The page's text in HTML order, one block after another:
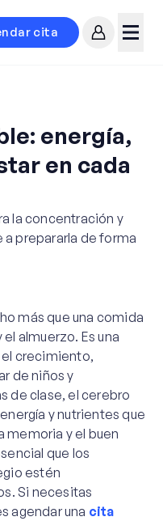
cita
energía,
en cada
la concentración y
prepararla de forma
más que una comida
almuerzo. Es una
crecimiento,
de niños y
de clase, el cerebro
y nutrientes que
memoria y el buen
que los
estén
Si necesitas
agendar una cita